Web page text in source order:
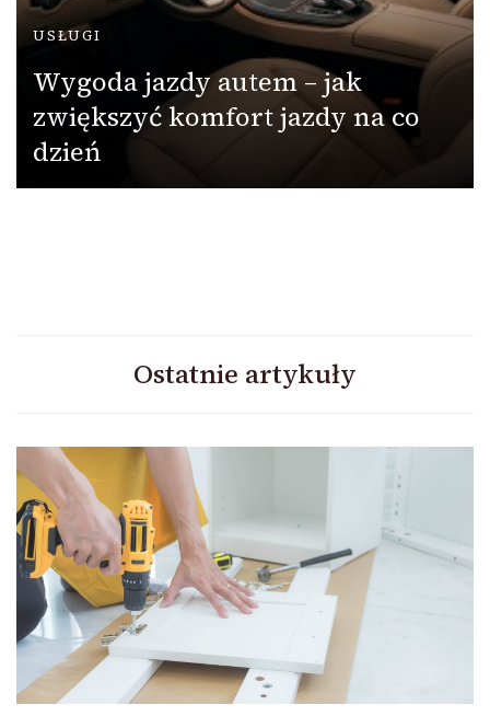
USŁUGI
Wygoda jazdy autem – jak
zwiększyć komfort jazdy na co
dzień
Ostatnie artykuły